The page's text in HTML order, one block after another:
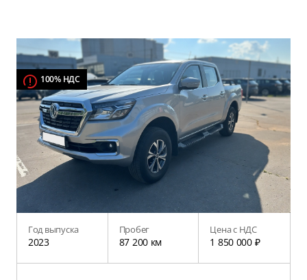
100% НДС
Год выпуска
2023
Пробег
87 200 км
Цена с НДС
1 850 000 ₽